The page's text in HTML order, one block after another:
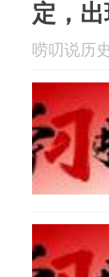
定，
唠叨说历